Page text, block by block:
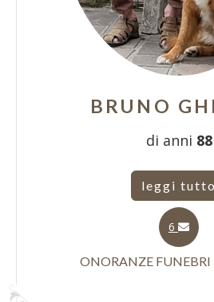
BRUNO
di anni 88
leggi tutto
6
ONORANZE FUNEBRI